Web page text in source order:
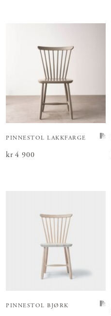
PINNESTOL LAKKFARGE
Pris :kr 4 900
kr 4 900
PINNESTOL BJØRK